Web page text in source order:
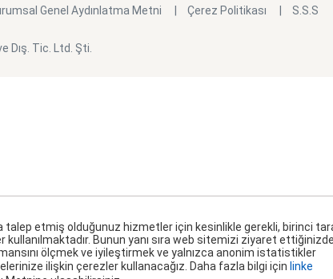
Genel Aydınlatma Metni Çerez Politikası S.S.S
Dış. Tic. Ltd. Şti.
talep etmiş olduğunuz hizmetler için kesinlikle gerekli, birinci
kullanılmaktadır. Bunun yanı sıra web sitemizi ziyaret
ölçmek ve iyileştirmek ve yalnızca anonim istatistikler
ilişkin çerezler kullanacağız. Daha fazla bilgi için linke